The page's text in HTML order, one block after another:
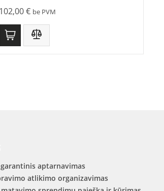
102,00€ be PVM
aptarnavimas
atlikimo organizavimas